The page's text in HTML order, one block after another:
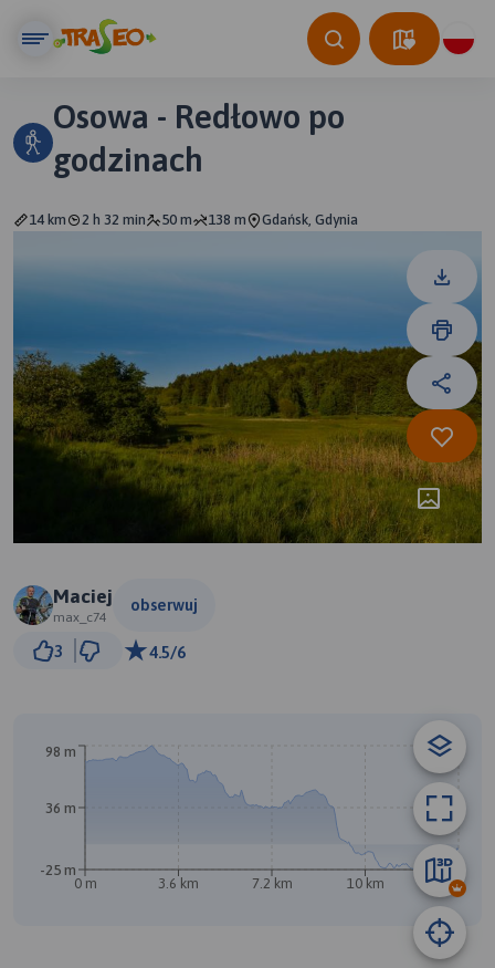
Osowa - Redłowo po
godzinach
14 km 2 h 32 min 50 m 138 m Gdańsk, Gdynia
Maciej
max_c74
obserwuj
3 4.5/6
0 m 3.6 km 7.2 km 10 km 14 km
-25 m
36 m
98 m